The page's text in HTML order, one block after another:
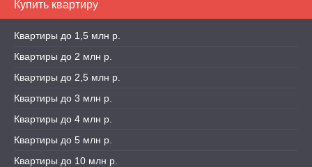
Купить квартиру
Квартиры до 1,5 млн р.
Квартиры до 2 млн р.
Квартиры до 2,5 млн р.
Квартиры до 3 млн р.
Квартиры до 4 млн р.
Квартиры до 5 млн р.
Квартиры до 10 млн р.